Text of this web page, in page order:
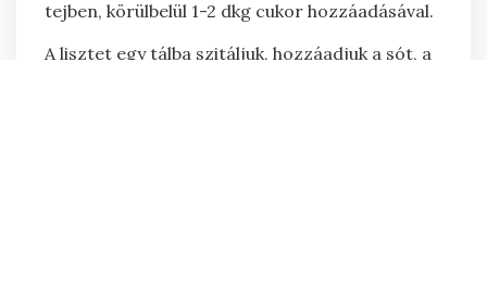
tejben, körülbelül 1-2 dkg cukor hozzáadásával.
A lisztet egy tálba szitáljuk, hozzáadjuk a sót, a